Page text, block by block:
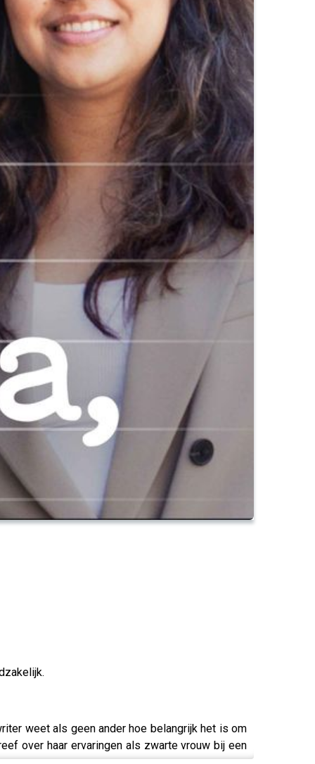
weet als geen ander hoe belangrijk het is om
over haar ervaringen als zwarte vrouw bij een